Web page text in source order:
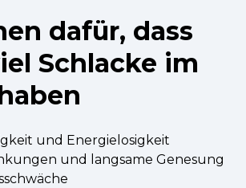
dafür, dass
Schlacke im
und Energielosigkeit
und langsame Genesung